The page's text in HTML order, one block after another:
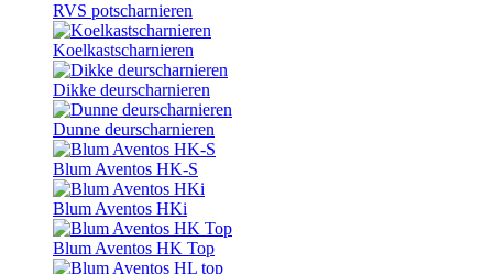
RVS potscharnieren
Koelkastscharnieren
Dikke deurscharnieren
Dunne deurscharnieren
Blum Aventos HK-S
Blum Aventos HKi
Blum Aventos HK Top